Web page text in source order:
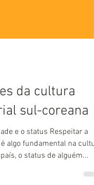
da cultura
sul-coreana
e o status Respeitar a
o status de alguém...